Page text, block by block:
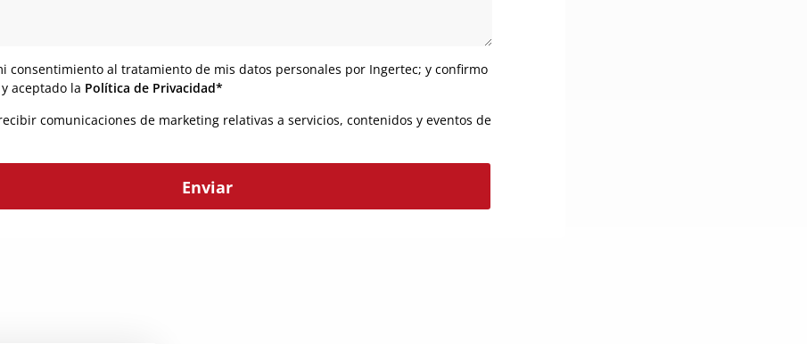
consentimiento al tratamiento de mis datos personales por Ingertec; y confirmo
aceptado la Política de Privacidad*
comunicaciones de marketing relativas a servicios, contenidos y eventos de